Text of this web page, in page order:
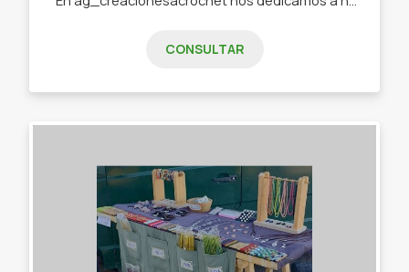
CONSULTAR